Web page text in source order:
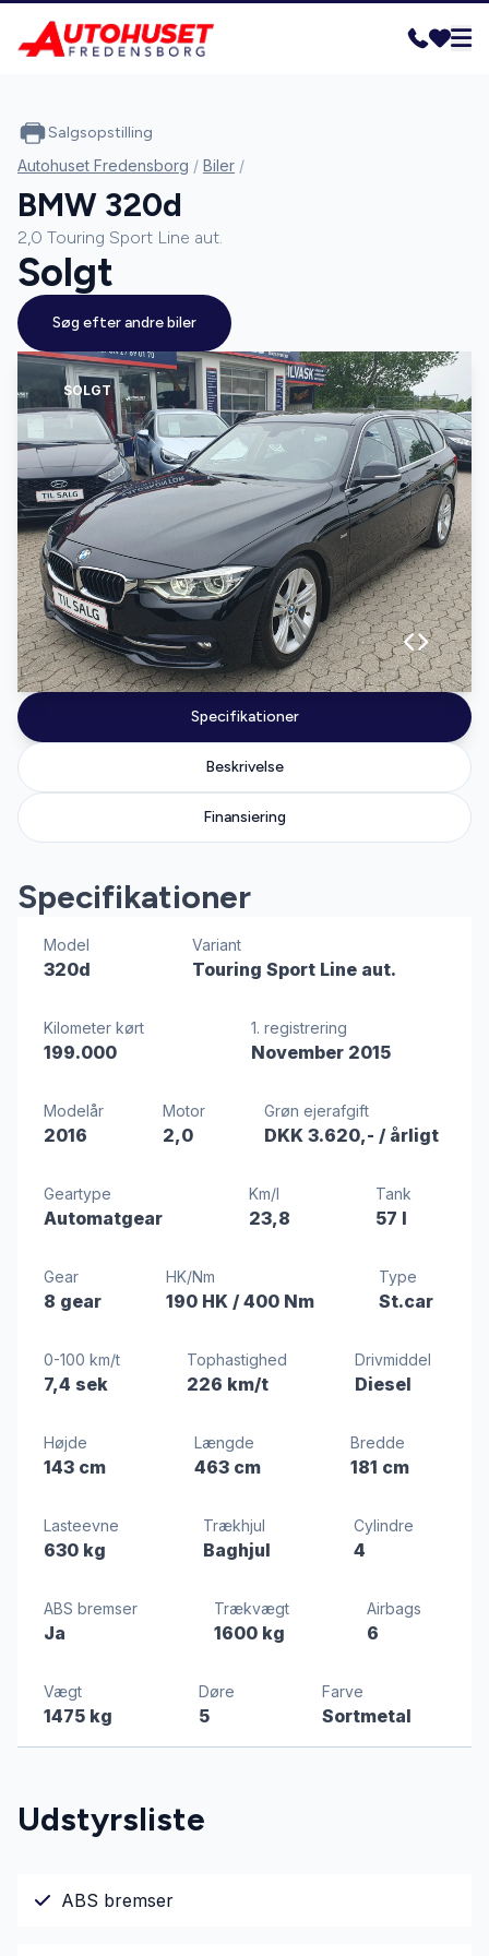
SOLGT
Specifikationer
Beskrivelse
Finansiering
Specifikationer
Model
320d
Variant
Touring Sport Line aut.
Kilometer kørt
199.000
1. registrering
November 2015
Modelår
2016
Motor
2,0
Grøn ejerafgift
DKK 3.620,- / årligt
Geartype
Automatgear
Km/l
23,8
Tank
57 l
Gear
8 gear
HK/Nm
190 HK / 400 Nm
Type
St.car
0-100 km/t
7,4 sek
Tophastighed
226 km/t
Drivmiddel
Diesel
Højde
143 cm
Længde
463 cm
Bredde
181 cm
Lasteevne
630 kg
Trækhjul
Baghjul
Cylindre
4
ABS bremser
Ja
Trækvægt
1600 kg
Airbags
6
Vægt
1475 kg
Døre
5
Farve
Sortmetal
Udstyrsliste
ABS bremser
Salgsopstilling
Autohuset Fredensborg / Biler /
BMW 320d
2,0 Touring Sport Line aut.
Solgt
Søg efter andre biler